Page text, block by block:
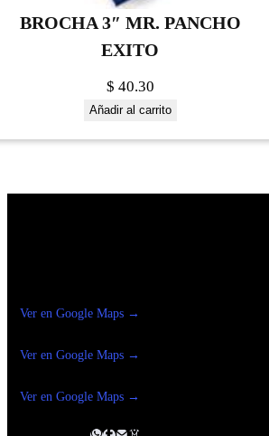
BROCHA 3″ MR. PANCHO
EXITO
$ 40.30
Añadir al carrito
Ver en Google Maps →
Ver en Google Maps →
Ver en Google Maps →